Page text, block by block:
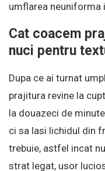
umflarea neuniforma
Cat coacem
nuci pentru
Dupa ce ai turnat
prajitura revine la
la douazeci de
ci sa lasi lichidul din
trebuie, astfel incat
strat legat, usor